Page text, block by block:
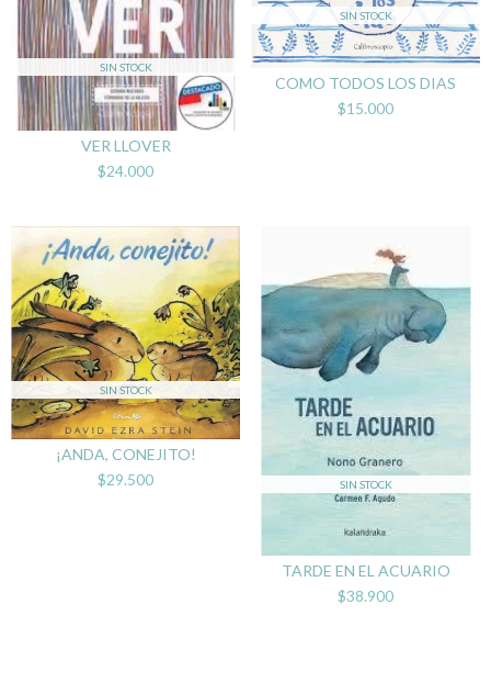
SIN STOCK
VER LLOVER
$24.000
SIN STOCK
COMO TODOS LOS DIAS
$15.000
SIN STOCK
¡ANDA, CONEJITO!
$29.500
SIN STOCK
TARDE EN EL ACUARIO
$38.900